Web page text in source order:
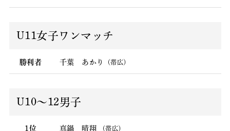
U11女子ワンマッチ
勝利者 千葉 あかり （帯広）
U10〜12男子
1位 真鍋 晴翔 （帯広）